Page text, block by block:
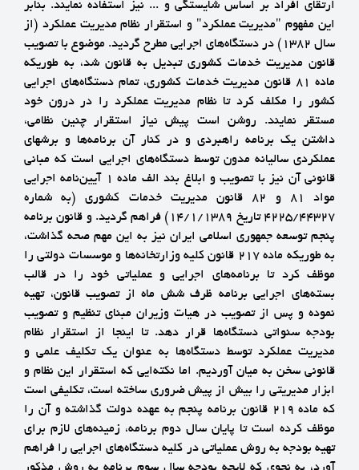
ارتقاي افراد بر اساس شايستگي و ... نيز استفاده نمايند. بنابر
اين مفهوم "مديريت عملكرد" و استقرار نظام مديريت عملكرد (از
سال 1382) در دستگاه‌هاي اجرايي مطرح گرديد. موضوع با تصويب
قانون مديريت خدمات كشوري تبديل به قانون شد، به طوريكه
ماده 81 قانون مديريت خدمات كشوري، تمام دستگاه‌هاي اجرايي
كشور را مكلف كرد تا نظام مديريت عملكرد را در درون خود
مستقر نمايند. روشن است پيش نياز استقرار چنين نظامي،
داشتن يك برنامه راهبردي و در كنار آن برنامه‌ها و برشهاي
عملكردي ساليانه مدون توسط دستگاه‌هاي اجرايي است كه مباني
قانوني آن نيز با تصويب و ابلاغ بند الف ماده 1 آيين‌نامه اجرايي
مواد 81 و 82 قانون مديريت خدمات كشوري (به شماره
4225/44327 تاريخ 14/1/1389) فراهم گرديد. و قانون برنامه
پنجم توسعه جمهوري اسلامي ايران نيز به اين مهم صحه گذاشت،
به طوريكه ماده 217 قانون كليه وزارتخانه‌ها و موسسات دولتي را
موظف كرد تا برنامه‌هاي اجرايي و عملياتي خود را در قالب
بسته‌هاي اجرايي برنامه ظرف شش ماه از تصويب قانون، تهيه
نموده و پس از تصويب در هيات وزيران مبناي تنظيم و تصويب
بودجه سنواتي دستگاه‌ها قرار دهد. تا اينجا از استقرار نظام
مديريت عملكرد توسط دستگاه‌ها به عنوان يك تكليف علمي و
قانوني سخن به ميان آورديم. اما نكته‌ايي كه استقرار اين نظام و
ابزار مديريتي را بيش از پيش ضروري ساخته است، تكليفي است
كه ماده 219 قانون برنامه پنجم به عهده دولت گذاشته و آن را
موظف كرده است تا پايان سال دوم برنامه، زمينه‌هاي لازم براي
تهيه بودجه به روش ‌عملياتي در كليه دستگاه‌هاي اجرايي را فراهم